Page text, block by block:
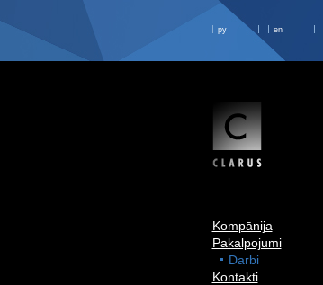
ру en
Kompānija
Pakalpojumi
Darbi
Kontakti